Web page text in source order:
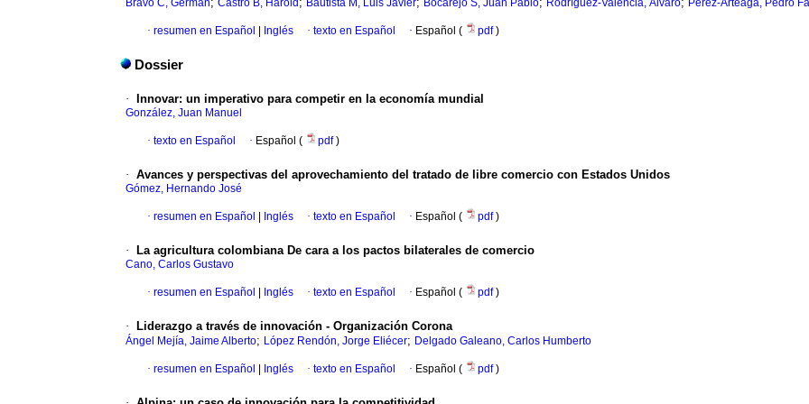
Bravo C, Germán Castro B, Harold Bautista M, Luis Javier Bocarejo S, Juan Pablo Rodríguez-Valencia, Álvaro Pérez-Arteaga, Pedro
· resumen en Español Inglés · texto en Español · Español ( pdf)
Dossier
· Innovar: un imperativo para competir en la economía mundial
González, Juan Manuel
· texto en Español · Español ( pdf)
· Avances y perspectivas del aprovechamiento del tratado de libre comercio con Estados Unidos
Gómez, Hernando José
· resumen en Español Inglés · texto en Español · Español ( pdf)
· La agricultura colombiana De cara a los pactos bilaterales de comercio
Cano, Carlos Gustavo
· resumen en Español Inglés · texto en Español · Español ( pdf)
· Liderazgo a través de innovación - Organización Corona
Ángel Mejía, Jaime Alberto; López Rendón, Jorge Eliécer; Delgado Galeano, Carlos Humberto
· resumen en Español Inglés · texto en Español · Español ( pdf)